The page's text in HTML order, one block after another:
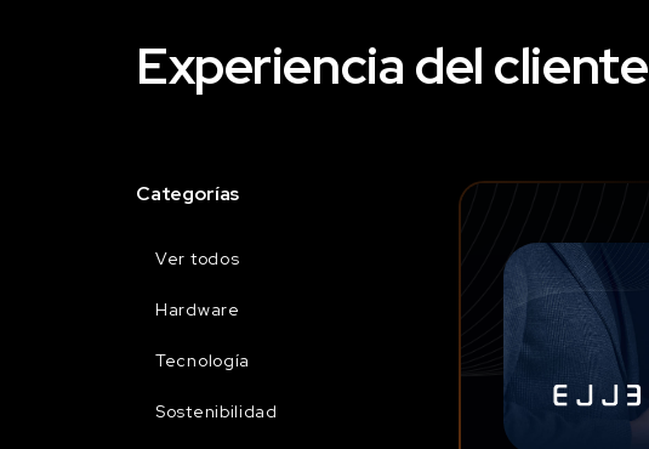
Experiencia del cliente
Categorías
Ver todos
Hardware
Tecnología
Sostenibilidad